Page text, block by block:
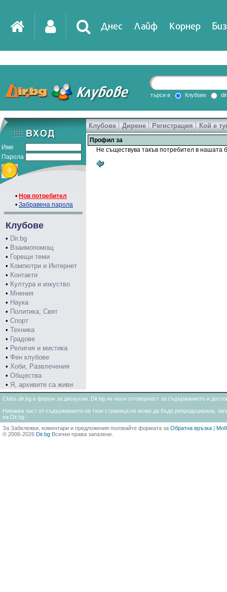
Днес Лайф Корнер
DirTV Impressio
Games
търси в Клубове
Име
Парола
• Нов потребител
• Забравена парола
Клубове
• Dir.bg
• Взаимопомощ
• Горещи теми
• Компютри и Интернет
• Контакти
• Култура и изкуство
• Мнения
• Наука
• Политика, Свят
• Спорт
• Техника
• Градове
• Религия и мистика
• Фен клубове
• Хоби, Развлечения
• Общества
• Я, архивите са живи
Клубове Дирене Регистрация Кой е
Профил за
Не съществува такъв потребител в нашата
Clubs.dir.bg е форум за дискусии. Dir.bg не носи отговорност за съдържанието и
Никаква част от съдържанието на тази страница не може да бъде репродуцирана,
на Dir.bg
За Забележки, коментари и предложения ползвайте формата за Обратна връзка |
© 2006-2026 Dir.bg Всички права запазени.